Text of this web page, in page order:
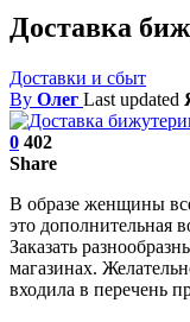
Доставка
Доставки и сбыт
By Олег Last updated
0 402
Share
В образе женщины
это дополнительная
Заказать
магазинах.
входила в перечень